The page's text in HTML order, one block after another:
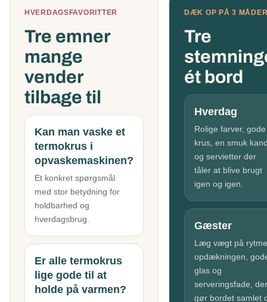
HVERDAGSFAVORITTER
Tre emner
mange
vender
tilbage til
Kan man vaske et
termokrus i
opvaskemaskinen?
Et konkret spørgsmål
med stor betydning for
holdbarhed og
hverdagsbrug.
Er alle termokrus
lige gode til at
holde på varmen?
DÆK OP PÅ 3
Tre
ét bord
Hverdag
Rolige farver, gode
krus, en smuk
og servietter der
tåler at blive brugt
igen og igen.
Gæster
Læg vægt på
opdækningen,
glas og
serveringsfade, der
gør bordet samlet